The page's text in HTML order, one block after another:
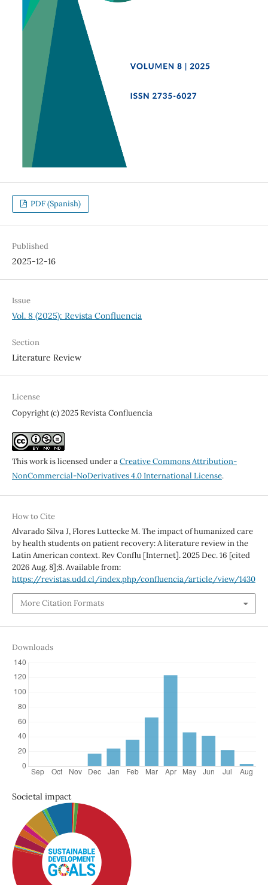
PDF (Spanish)
Published
2025-12-16
Issue
Vol. 8 (2025): Revista Confluencia
Section
Literature Review
License
Copyright (c) 2025 Revista Confluencia
This work is licensed under aCreative Commons Attribution-
NonCommercial-NoDerivatives 4.0 International License.
How to Cite
Alvarado Silva J, Flores Luttecke M. The impact of humanized care
by health students on patient recovery: A literature review in the
Latin American context. Rev Conflu [Internet]. 2025 Dec. 16 [cited
2026 Aug. 8];8. Available from:
https://revistas.udd.cl/index.php/confluencia/article/view/1430
More Citation Formats
Downloads
Societal impact